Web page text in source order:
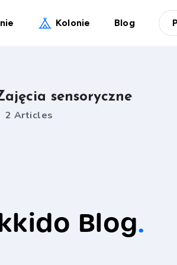
Kolonie Blog
sensoryczne
2 Articles
Blog.